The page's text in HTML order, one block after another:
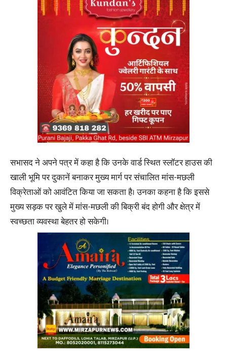
सभासद ने अपने पत्र में कहा है कि उनके वार्ड स्थित स्लॉटर हाउस की
खाली भूमि पर दुकानें बनाकर मुख्य मार्ग पर संचालित मांस-मछली
विक्रेताओं को आवंटित किया जा सकता है। उनका कहना है कि इससे
मुख्य सड़क पर खुले में मांस-मछली की बिक्री बंद होगी और क्षेत्र में
स्वच्छता व्यवस्था बेहतर हो सकेगी।